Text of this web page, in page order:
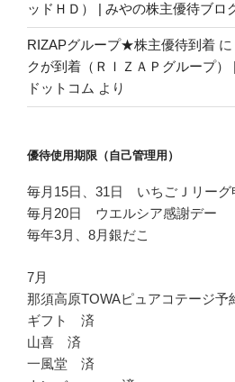
ッドＨＤ） | みやの株主優待ブロ
RIZAPグループ★株主優待到着 に
クが到着（ＲＩＺＡＰグループ
ドットコム より
優待使用期限（自己管理用）
毎月15日、31日 いちごＪリーグ
毎月20日 ウエルシア感謝デー
毎年3月、8月銀だこ
7月
那須高原TOWAピュアコテージ予
ギフト 済
山喜 済
一風堂 済